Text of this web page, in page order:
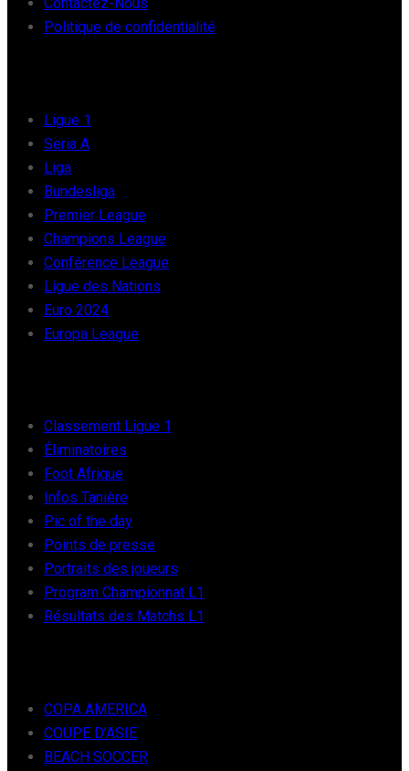
Politique de confidentialité
Ligue 1
Seria A
Liga
Bundesliga
Premier League
Champions League
Conférence League
Ligue des Nations
Euro 2024
Europa League
Classement Ligue 1
Éliminatoires
Foot Afrique
Infos Tanière
Pic of the day
Points de presse
Portraits des joueurs
Program Championnat L1
Résultats des Matchs L1
COPA AMERICA
COUPE D’ASIE
BEACH SOCCER